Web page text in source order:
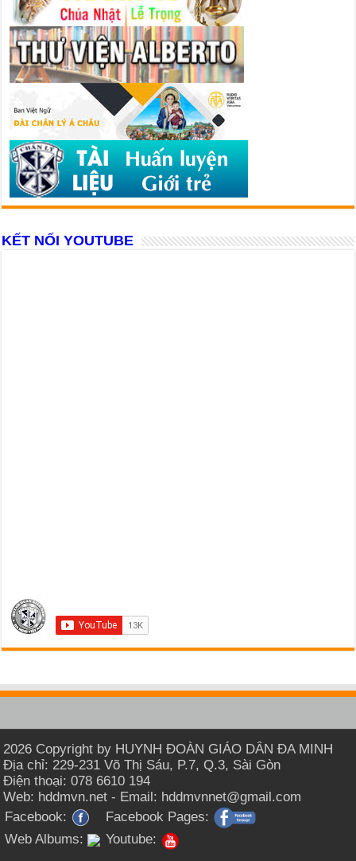
KẾT NỐI YOUTUBE
2026 Copyright by HUYNH ĐOÀN GIÁO DÂN ĐA MINH
Địa chỉ: 229-231 Võ Thị Sáu, P.7, Q.3, Sài Gòn
Điện thoại: 078 6610 194
Web: hddmvn.net - Email: hddmvnnet@gmail.com
Facebook:
Facebook Pages:
Web Albums:
Youtube: